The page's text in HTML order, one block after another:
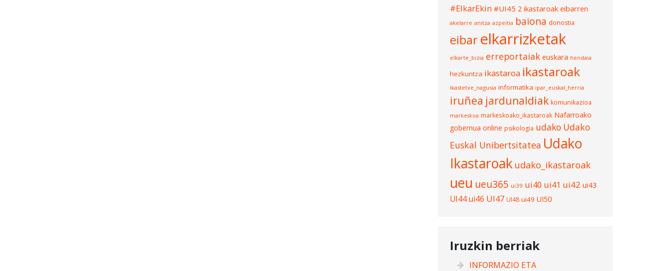
#ElkarEkin #UI45 2 ikastaroak eibarren
akelarre anitza azpeitia baiona donostia
eibar elkarrizketak
elkarte_bizia erreportaiak euskara hendaia
hezkuntza ikastaroa ikastaroak
ikastetxe_nagusia informatika ipar_euskal_herria
iruñea jardunaldiak komunikazioa
markeskoa markeskoako_ikastaroak Nafarroako
gobernua online psikologia udako Udako
Euskal Unibertsitatea Udako
Ikastaroak udako_ikastaroak
ueu ueu365 ui39 ui40 ui41 ui42 ui43
UI44ui46 UI47 UI48 ui49 UI50
Iruzkin berriak
INFORMAZIO ETA